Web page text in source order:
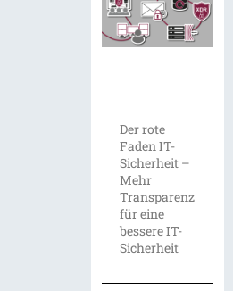
Der rote
Faden IT-
Sicherheit –
Mehr
Transparenz
für eine
bessere IT-
Sicherheit